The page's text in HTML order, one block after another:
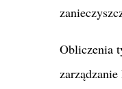
Obliczenia